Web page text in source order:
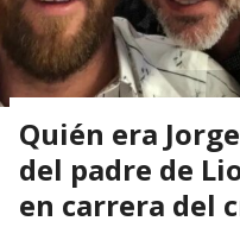
Quién era
del padre de
en carrera del